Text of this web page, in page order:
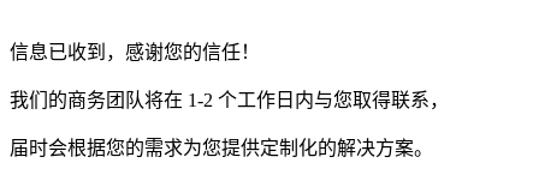
信息已收到，感谢您的信任！
我们的商务团队将在 1-2 个工作日内与您取得联系，
届时会根据您的需求为您提供定制化的解决方案。